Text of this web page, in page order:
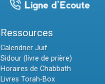
Ressources
Calendrier Juif
Sidour (livre de prière)
Horaires de Chabbath
Livres Torah-Box